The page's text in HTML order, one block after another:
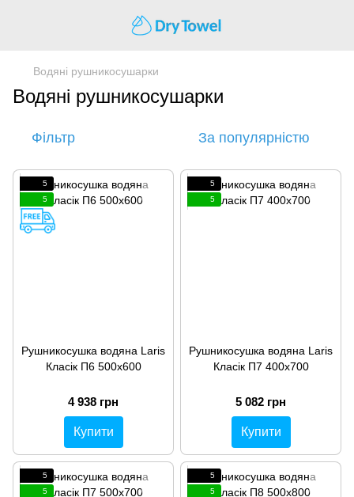
Водяні рушникосушарки
Водяні рушникосушарки
Фільтр За популярністю
5
5
Рушникосушка водяна Laris
Класік П6 500х600
4 938 грн
Купити
5
5
Рушникосушка водяна Laris
Класік П7 400х700
5 082 грн
Купити
5
5
5
5